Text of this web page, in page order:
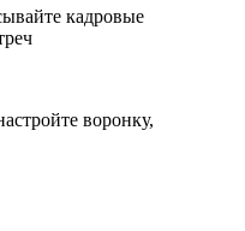
кадровые
воронку,